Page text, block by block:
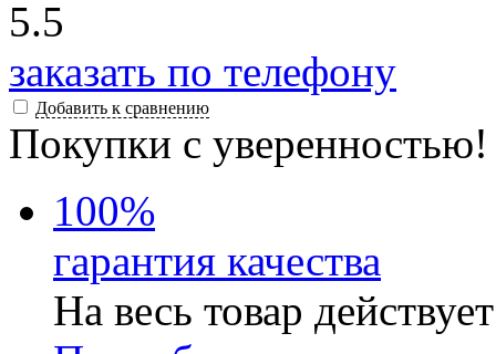
5.5
заказать по телефону
Добавить к сравнению
Покупки с уверенностью!
100%
гарантия качества
На весь товар